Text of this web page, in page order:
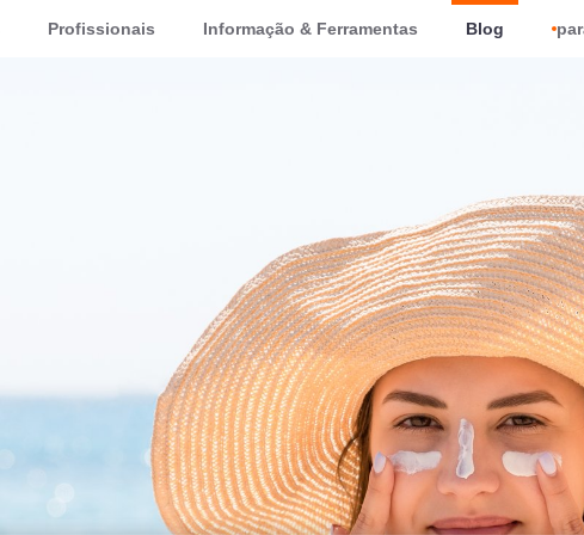
Profissionais Informação & Ferramentas Blog